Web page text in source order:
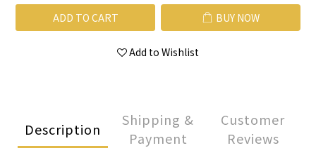
ADD TO CART BUY NOW
Add to Wishlist
Description
Shipping &
Payment
Customer
Reviews